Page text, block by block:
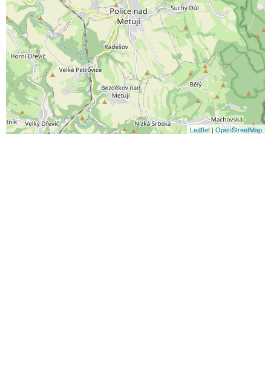
Leaflet | OpenStreetMap